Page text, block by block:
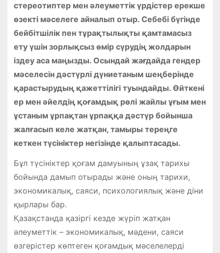
стереотиптер мен әлеуметтік үрдістер ерекше
өзекті мәселеге айналып отыр. Себебі бүгінде
бейбітшілік пен тұрақтылықты қамтамасыз
ету үшін зорлықсыз өмір cүрудің жолдарын
іздеу аса маңызды. Осындай жағдайда гендер
мәселесін дәстүрлі дүниетаным шеңберінде
қарастырудың қажеттілігі туындайды. Өйткені
ер мен әйелдің қоғамдық рөлі жайлы ұғым мен
ұстаным ұрпақтан ұрпаққа дәстүр бойынша
жалғасып келе жатқан, тамыры тереңге
кеткен түсініктер негізінде қалыптасады.
Бұл түсініктер қоғам дамуының ұзақ тарихы
бойында дамып отырады және оның тарихи,
экономикалық, саяси, психологиялық және діни
қырлары бар.
Қазақстанда қазіргі кезде жүріп жатқан
әлеуметтік – экономикалық, мәдени, саяси
өзгерістер көптеген қоғамдық мәселелерді